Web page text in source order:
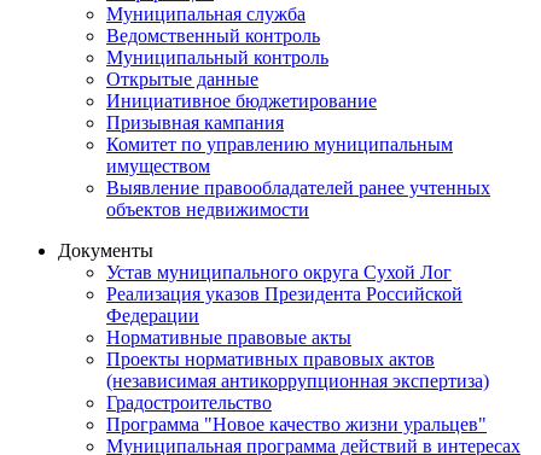
Муниципальная служба
Ведомственный контроль
Муниципальный контроль
Открытые данные
Инициативное бюджетирование
Призывная кампания
Комитет по управлению муниципальным
имуществом
Выявление правообладателей ранее учтенных
объектов недвижимости
Документы
Устав муниципального округа Сухой Лог
Реализация указов Президента Российской
Федерации
Нормативные правовые акты
Проекты нормативных правовых актов
(независимая антикоррупционная экспертиза)
Градостроительство
Программа "Новое качество жизни уральцев"
Муниципальная программа действий в интересах